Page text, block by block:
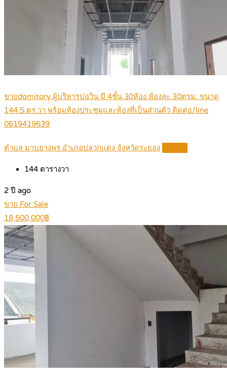
ขายdomitory ผู้บริหารบ่อวิน มี 4ชั้น 30ห้อง ห้องละ 30ตรม. ขนาด
144.5 ตร.วา พร้อมห้องประชุมและห้องที่เป็นส่วนตัว ติดต่อ/line
0619419639
ตำบล มาบยางพร อำเภอปลวกแดง จังหวัดระยอง
144 ตารางวา
2 ปี ago
ขาย For Sale
18,500,000฿